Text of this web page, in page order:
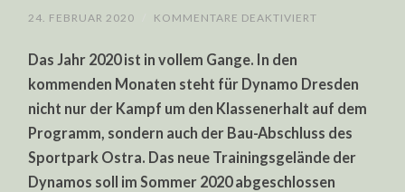
24. FEBRUAR 2020 KOMMENTARE DEAKTIVIERT
INFOS
DYNAMOS
NEUEM
Das Jahr 2020 ist in vollem Gange. In den
kommenden Monaten steht für Dynamo Dresden
nicht nur der Kampf um den Klassenerhalt auf dem
Programm, sondern auch der Bau-Abschluss des
Sportpark Ostra. Das neue Trainingsgelände der
Dynamos soll im Sommer 2020 abgeschlossen